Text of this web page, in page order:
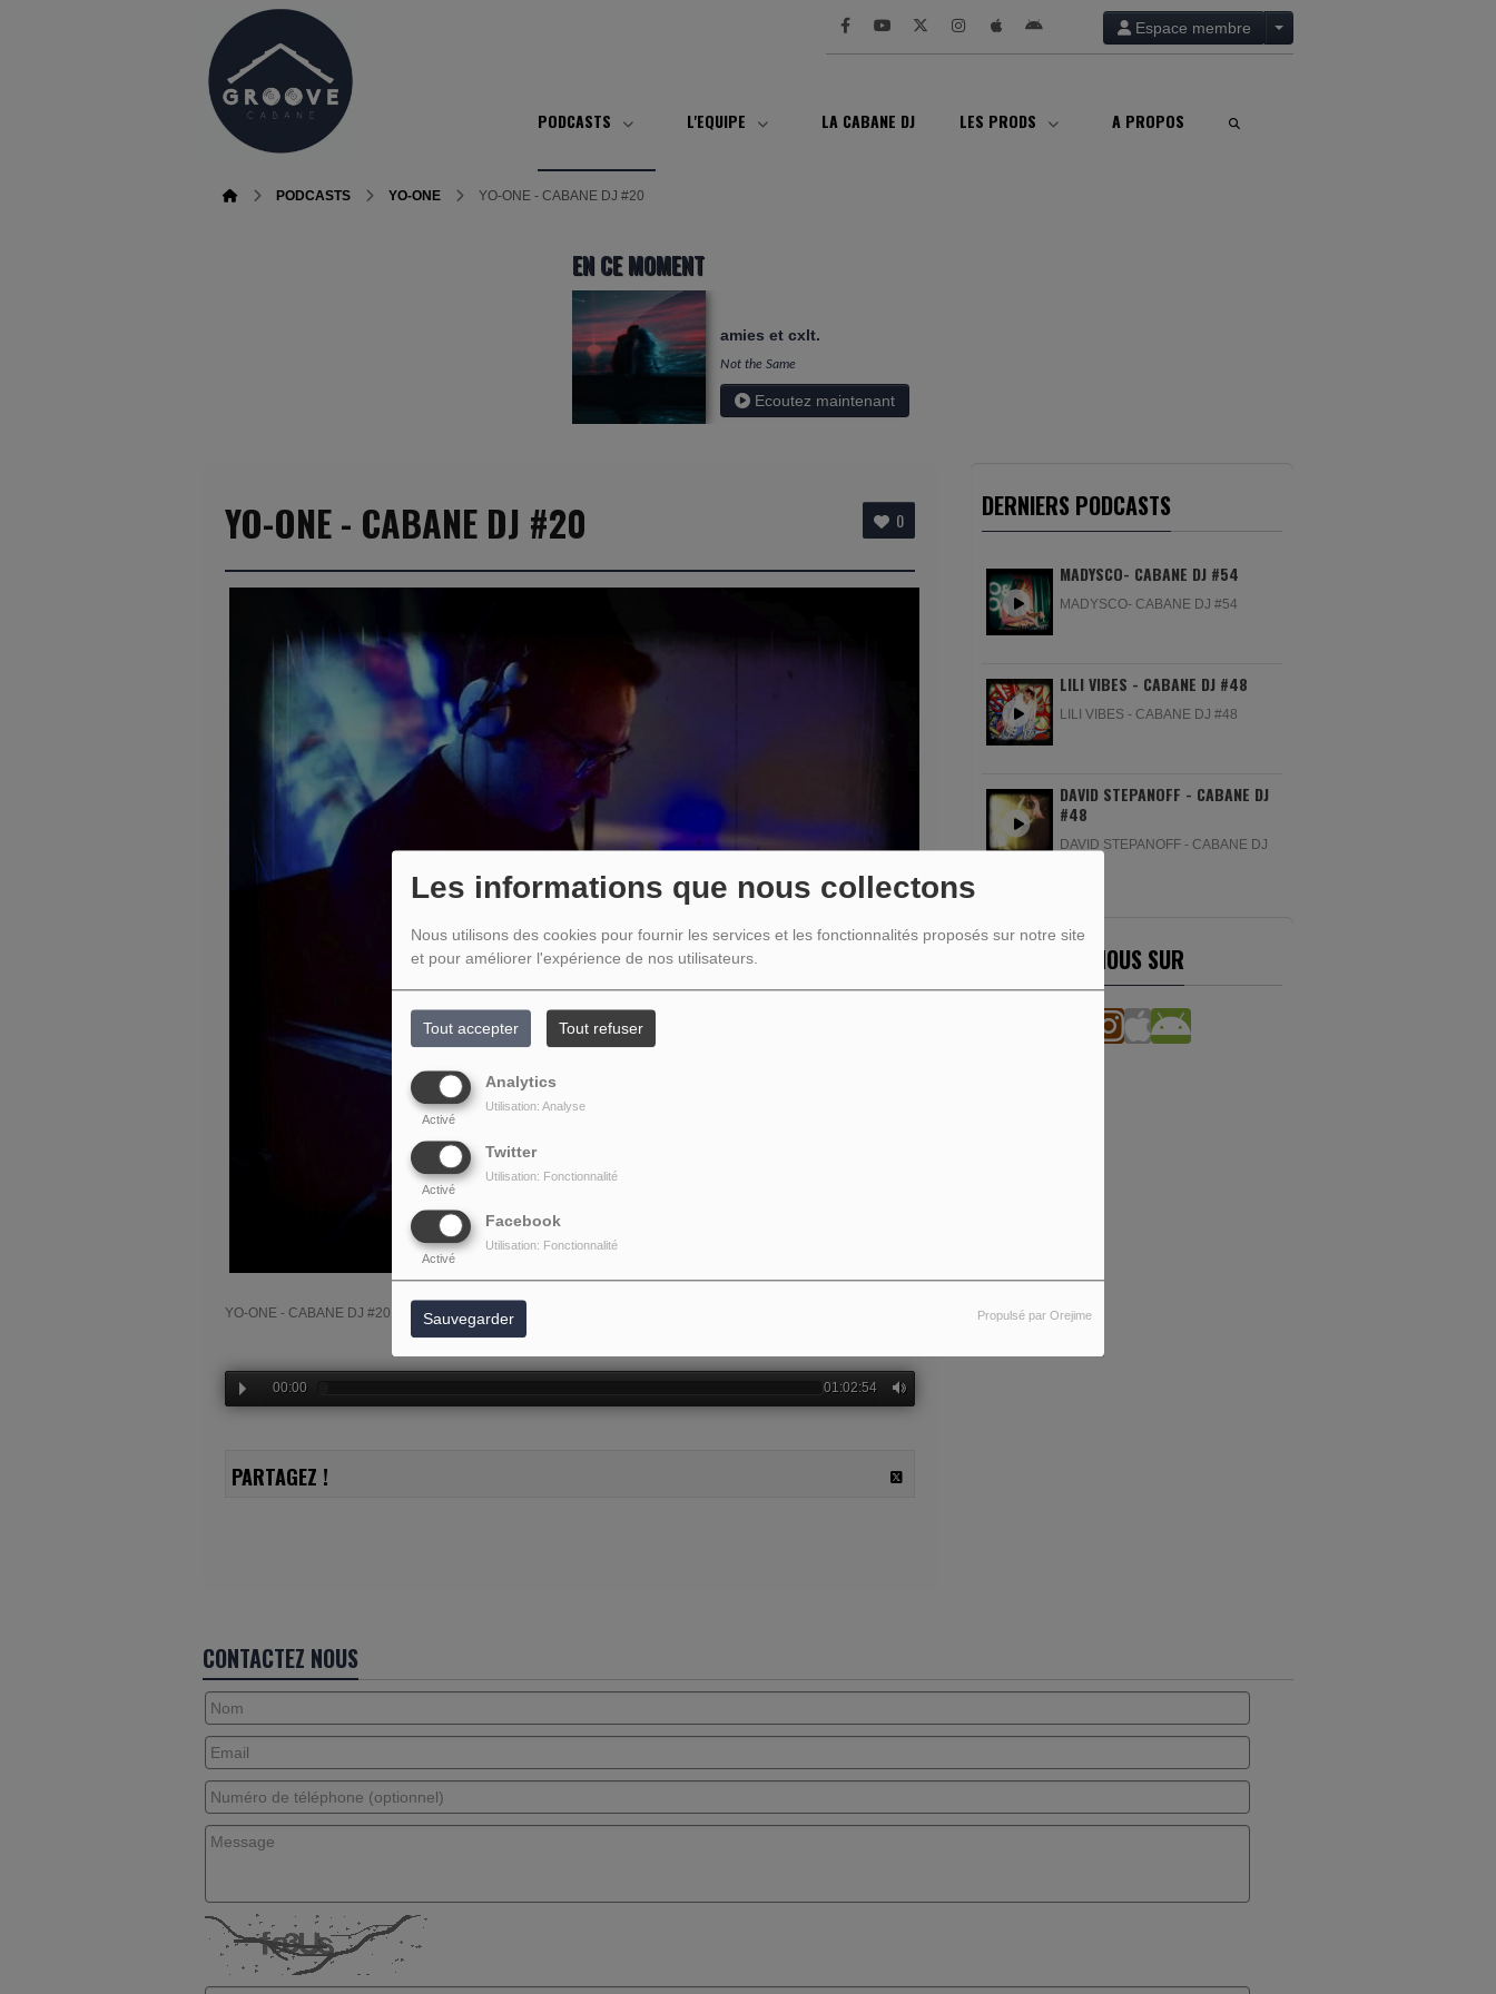
Les informations que nous collectons
Nous utilisons des cookies pour fournir les services et les fonctionnalités proposés sur notre site
et pour améliorer l'expérience de nos utilisateurs.
Tout accepter Tout refuser
Analytics
Activé
Utilisation: Analyse
Twitter
Activé
Utilisation: Fonctionnalité
Facebook
Activé
Utilisation: Fonctionnalité
Sauvegarder Propulsé par Orejime
Espace membre
PODCASTS L'EQUIPE LA CABANE DJ LES PRODS A PROPOS
PODCASTS YO-ONE YO-ONE - CABANE DJ #20
EN CE MOMENT
amies et cxlt.
Not the Same
Ecoutez maintenant
0
YO-ONE - CABANE DJ #20
YO-ONE - CABANE DJ #20
00:00 01:02:54
PARTAGEZ !
DERNIERS PODCASTS
MADYSCO- CABANE DJ #54
MADYSCO- CABANE DJ #54
LILI VIBES - CABANE DJ #48
LILI VIBES - CABANE DJ #48
DAVID STEPANOFF - CABANE DJ
#48
DAVID STEPANOFF - CABANE DJ
RETROUVEZ-NOUS SUR
CONTACTEZ NOUS